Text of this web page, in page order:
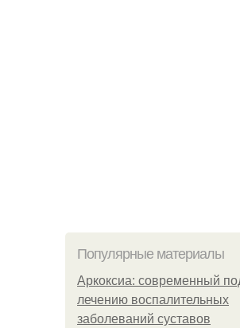
Популярные материалы
Аркоксиа: современный
лечению воспалительных
заболеваний суставов